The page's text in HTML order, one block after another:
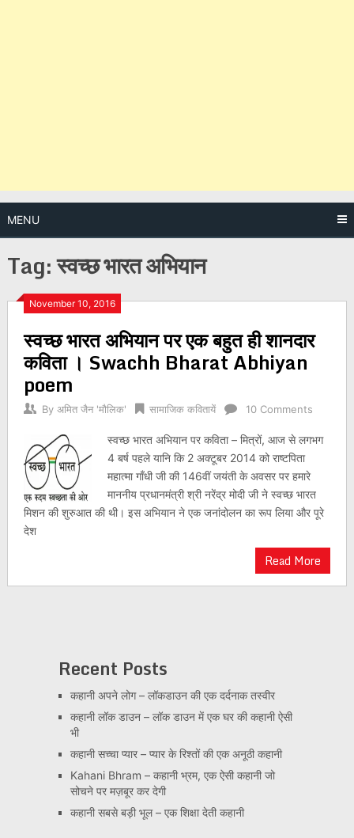
MENU
Tag:स्वच्छ भारत अभियान
November 10, 2016
स्वच्छ भारत अभियान पर एक बहुत ही शानदार
कविता । Swachh Bharat Abhiyan
poem
By अमित जैन 'मौलिक' सामाजिक कवितायें 10 Comments
स्वच्छ भारत अभियान पर कविता – मित्रों, आज से लगभग
4 बर्ष पहले यानि कि 2 अक्टूबर 2014 को राष्टपिता
महात्मा गाँधी जी की 146वीं जयंती के अवसर पर हमारे
माननीय प्रधानमंत्री श्री नरेंद्र मोदी जी ने स्वच्छ भारत
मिशन की शुरुआत की थी। इस अभियान ने एक जनांदोलन का रूप लिया और पूरे
देश
Read More
Posts
navigation
Recent Posts
कहानी अपने लोग – लॉकडाउन की एक दर्दनाक तस्वीर
कहानी लॉक डाउन – लॉक डाउन में एक घर की कहानी ऐसी
भी
कहानी सच्चा प्यार – प्यार के रिश्तों की एक अनूठी कहानी
Kahani Bhram – कहानी भ्रम, एक ऐसी कहानी जो
सोचने पर मज़बूर कर देगी
कहानी सबसे बड़ी भूल – एक शिक्षा देती कहानी